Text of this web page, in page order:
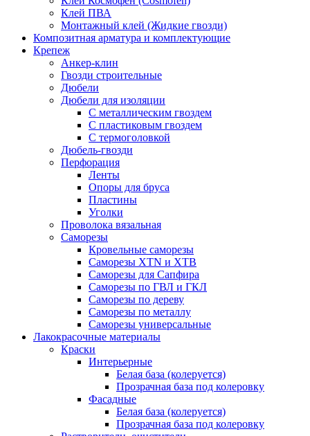
Клей ПВА
Монтажный клей (Жидкие гвозди)
Композитная арматура и комплектующие
Крепеж
Анкер-клин
Гвозди строительные
Дюбели
Дюбели для изоляции
С металлическим гвоздем
С пластиковым гвоздем
С термоголовкой
Дюбель-гвозди
Перфорация
Ленты
Опоры для бруса
Пластины
Уголки
Проволока вязальная
Саморезы
Кровельные саморезы
Саморезы XTN и ХTB
Саморезы для Сапфира
Саморезы по ГВЛ и ГКЛ
Саморезы по дереву
Саморезы по металлу
Саморезы универсальные
Лакокрасочные материалы
Краски
Интерьерные
Белая база (колеруется)
Прозрачная база под колеровку
Фасадные
Белая база (колеруется)
Прозрачная база под колеровку